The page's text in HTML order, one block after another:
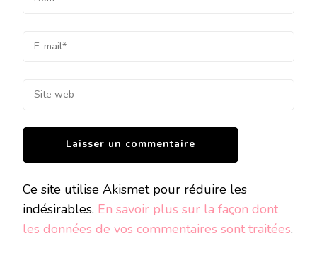
Ce site utilise Akismet pour réduire les
indésirables. En savoir plus sur la façon dont
les données de vos commentaires sont traitées.